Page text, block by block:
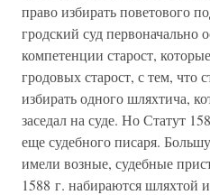
право избирать поветового
гродский суд первоначально
компетенции старост,
гродовых старост, с тем, что
избирать одного шляхтича,
заседал на суде. Но Статут
еще судебного писаря.
имели возные, судебные
1588 г. набираются шляхтой